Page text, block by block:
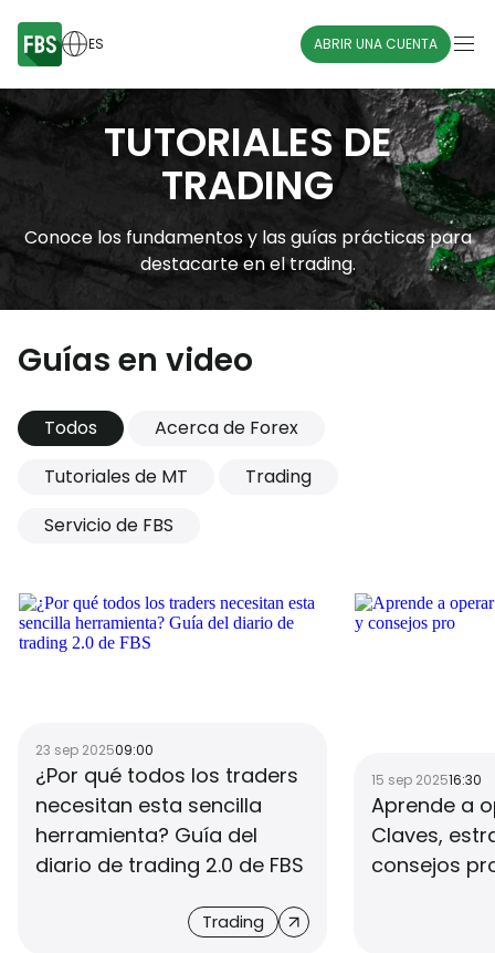
ES ABRIR UNA CUENTA
TUTORIALES DE
TRADING
Conoce los fundamentos y las guías prácticas para
destacarte en el trading.
Guías en video
Todos
Acerca de Forex
Tutoriales de MT
Trading
Servicio de FBS
23 sep 202509:00
¿Por qué todos los traders
necesitan esta sencilla
herramienta? Guía del
diario de trading 2.0 de FBS
Trading
15 sep 202516:30
Aprende a
Claves,
consejos